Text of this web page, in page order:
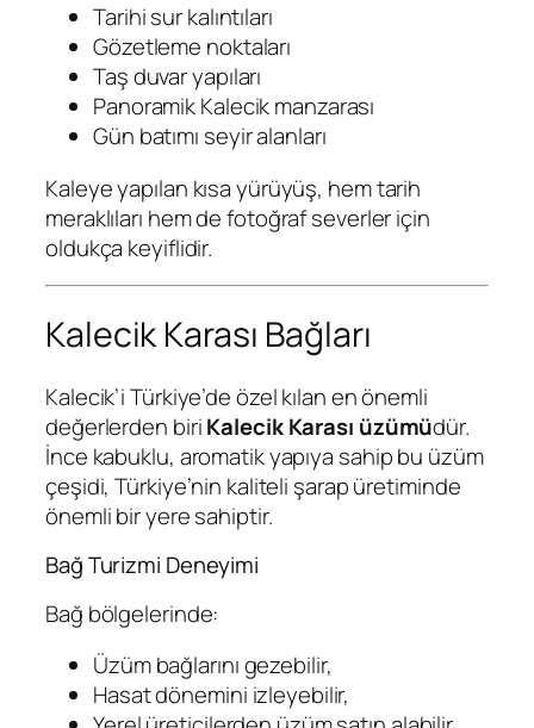
Tarihi sur kalıntıları
Gözetleme noktaları
Taş duvar yapıları
Panoramik Kalecik manzarası
Gün batımı seyir alanları
Kaleye yapılan kısa yürüyüş, hem tarih
meraklıları hem de fotoğraf severler için
oldukça keyiflidir.
Kalecik Karası Bağları
Kalecik’i Türkiye’de özel kılan en önemli
değerlerden biriKalecik Karası üzümüdür.
İnce kabuklu, aromatik yapıya sahip bu üzüm
çeşidi, Türkiye’nin kaliteli şarap üretiminde
önemli bir yere sahiptir.
Bağ Turizmi Deneyimi
Bağ bölgelerinde:
Üzüm bağlarını gezebilir,
Hasat dönemini izleyebilir,